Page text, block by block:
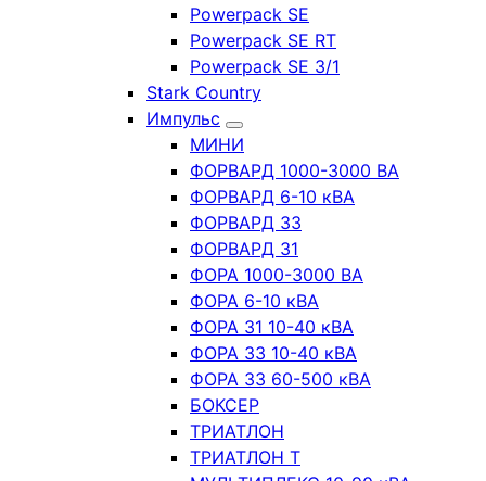
Powerpack SE
Powerpack SE RT
Powerpack SE 3/1
Stark Country
Импульс
МИНИ
ФОРВАРД 1000-3000 ВА
ФОРВАРД 6-10 кВА
ФОРВАРД 33
ФОРВАРД 31
ФОРА 1000-3000 ВА
ФОРА 6-10 кВА
ФОРА 31 10-40 кВА
ФОРА 33 10-40 кВА
ФОРА 33 60-500 кВА
БОКСЕР
ТРИАТЛОН
ТРИАТЛОН Т